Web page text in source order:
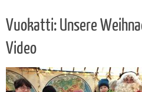
Vuokatti: Unsere
Video